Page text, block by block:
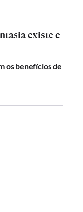
existe e
os benefícios de